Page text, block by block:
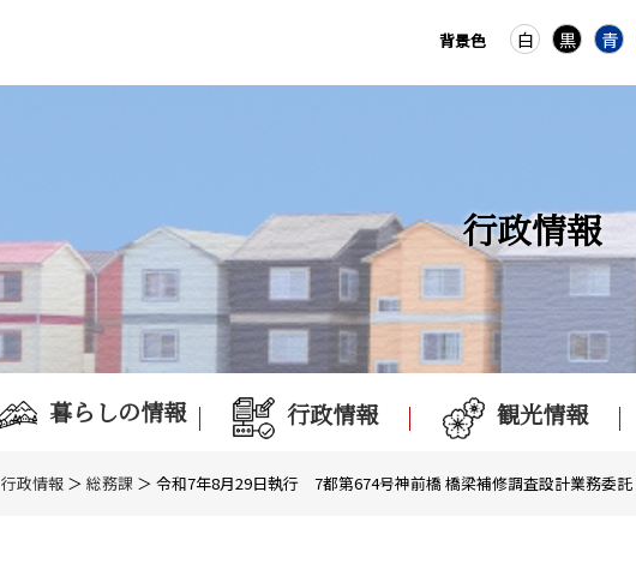
背景色 白 黒 青
行政情報
暮らしの情報 行政情報 観光情報
行政情報 ＞ 総務課 ＞ 令和7年8月29日執行 7都第674号神前橋 橋梁補修調査設計業務委託